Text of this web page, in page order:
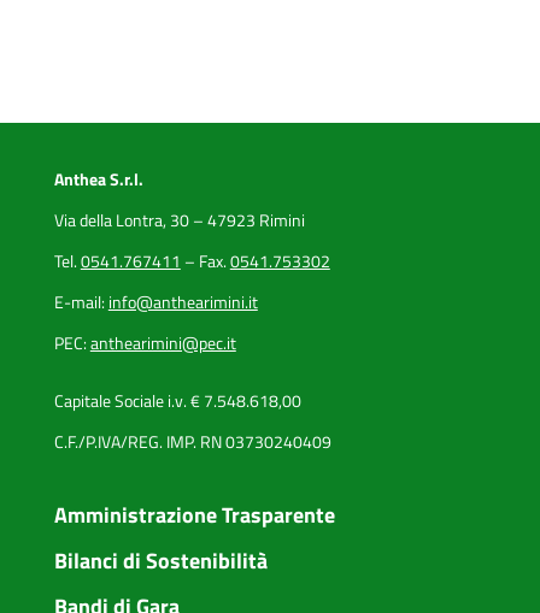
Anthea S.r.l.
Via della Lontra, 30 – 47923 Rimini
Tel.0541.767411 – Fax.0541.753302
E-mail: info@anthearimini.it
PEC:anthearimini@pec.it
Capitale Sociale i.v. € 7.548.618,00
C.F./P.IVA/REG. IMP. RN 03730240409
Amministrazione Trasparente
Bilanci di Sostenibilità
Bandi di Gara